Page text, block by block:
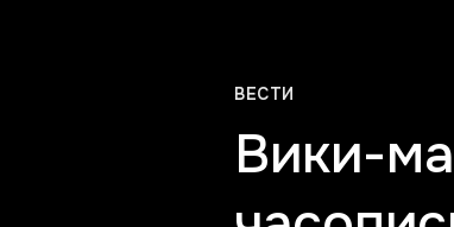
ВЕСТИ
Вики-